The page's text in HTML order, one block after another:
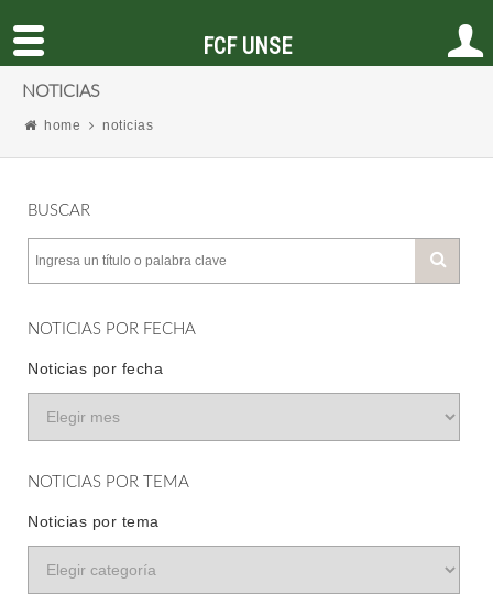
NOTICIAS
home noticias
BUSCAR
NOTICIAS POR FECHA
Noticias por fecha
NOTICIAS POR TEMA
Noticias por tema
FCF UNSE